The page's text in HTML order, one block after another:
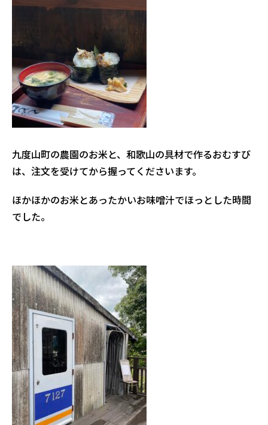
九度山町の農園のお米と、和歌山の具材で作るおむすび
は、注文を受けてから握ってくださいます。
ほかほかのお米とあったかいお味噌汁でほっとした時間
でした。